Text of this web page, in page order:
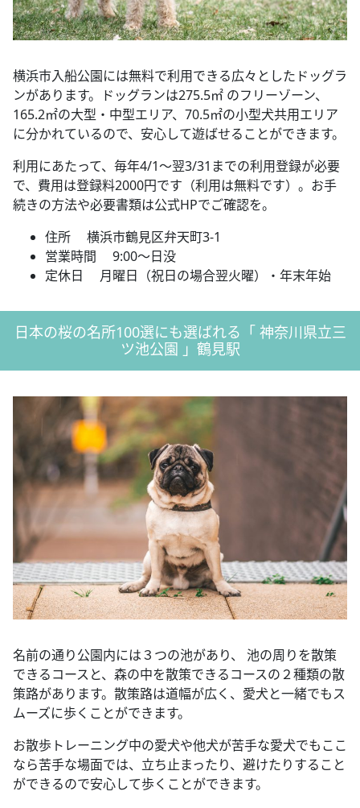
横浜市入船公園には無料で利用できる広々としたドッグラ
ンがあります。ドッグランは275.5㎡ のフリーゾーン、
165.2㎡の大型・中型エリア、70.5㎡の小型犬共用エリア
に分かれているので、安心して遊ばせることができます。
利用にあたって、毎年4/1～翌3/31までの利用登録が必要
で、費用は登録料2000円です（利用は無料です）。お手
続きの方法や必要書類は公式HPでご確認を。
住所 横浜市鶴見区弁天町3-1
営業時間 9:00～日没
定休日 月曜日（祝日の場合翌火曜）・年末年始
日本の桜の名所100選にも選ばれる「 神奈川県立三
ツ池公園 」鶴見駅
名前の通り公園内には３つの池があり、 池の周りを散策
できるコースと、森の中を散策できるコースの２種類の散
策路があります。散策路は道幅が広く、愛犬と一緒でもス
ムーズに歩くことができます。
お散歩トレーニング中の愛犬や他犬が苦手な愛犬でもここ
なら苦手な場面では、立ち止まったり、避けたりすること
ができるので安心して歩くことができます。